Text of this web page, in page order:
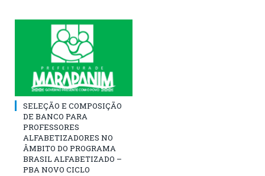
SELEÇÃO E COMPOSIÇÃO
DE BANCO PARA
PROFESSORES
ALFABETIZADORES NO
ÂMBITO DO PROGRAMA
BRASIL ALFABETIZADO –
PBA NOVO CICLO